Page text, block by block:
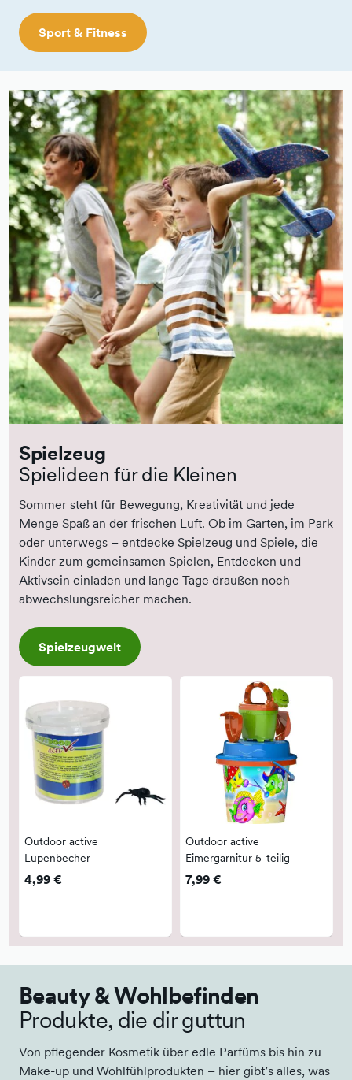
Sport & Fitness
Spielzeug
Spielideen für die Kleinen
Sommer steht für Bewegung, Kreativität und jede
Menge Spaß an der frischen Luft. Ob im Garten, im Park
oder unterwegs – entdecke Spielzeug und Spiele, die
Kinder zum gemeinsamen Spielen, Entdecken und
Aktivsein einladen und lange Tage draußen noch
abwechslungsreicher machen.
Spielzeugwelt
Outdoor active
Lupenbecher
4,99 €
Outdoor active
Eimergarnitur 5-teilig
7,99 €
Beauty & Wohlbefinden
Produkte, die dir guttun
Von pflegender Kosmetik über edle Parfüms bis hin zu
Make-up und Wohlfühlprodukten – hier gibt’s alles, was